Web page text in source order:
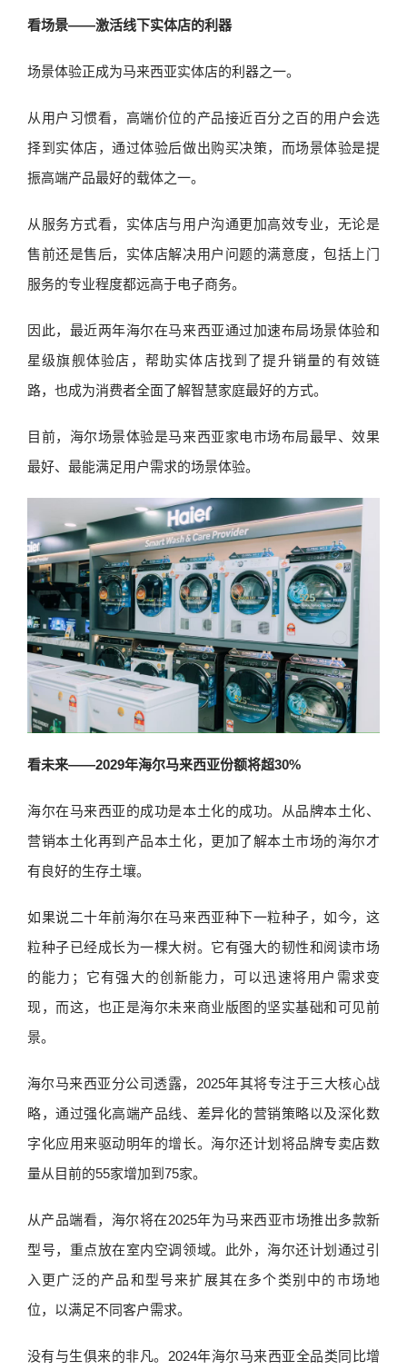
看场景——激活线下实体店的利器
场景体验正成为马来西亚实体店的利器之一。
从用户习惯看，高端价位的产品接近百分之百的用户会选
择到实体店，通过体验后做出购买决策，而场景体验是提
振高端产品最好的载体之一。
从服务方式看，实体店与用户沟通更加高效专业，无论是
售前还是售后，实体店解决用户问题的满意度，包括上门
服务的专业程度都远高于电子商务。
因此，最近两年海尔在马来西亚通过加速布局场景体验和
星级旗舰体验店，帮助实体店找到了提升销量的有效链
路，也成为消费者全面了解智慧家庭最好的方式。
目前，海尔场景体验是马来西亚家电市场布局最早、效果
最好、最能满足用户需求的场景体验。
看未来——2029年海尔马来西亚份额将超30%
海尔在马来西亚的成功是本土化的成功。从品牌本土化、
营销本土化再到产品本土化，更加了解本土市场的海尔才
有良好的生存土壤。
如果说二十年前海尔在马来西亚种下一粒种子，如今，这
粒种子已经成长为一棵大树。它有强大的韧性和阅读市场
的能力；它有强大的创新能力，可以迅速将用户需求变
现，而这，也正是海尔未来商业版图的坚实基础和可见前
景。
海尔马来西亚分公司透露，2025年其将专注于三大核心战
略，通过强化高端产品线、差异化的营销策略以及深化数
字化应用来驱动明年的增长。海尔还计划将品牌专卖店数
量从目前的55家增加到75家。
从产品端看，海尔将在2025年为马来西亚市场推出多款新
型号，重点放在室内空调领域。此外，海尔还计划通过引
入更广泛的产品和型号来扩展其在多个类别中的市场地
位，以满足不同客户需求。
没有与生俱来的非凡。2024年海尔马来西亚全品类同比增